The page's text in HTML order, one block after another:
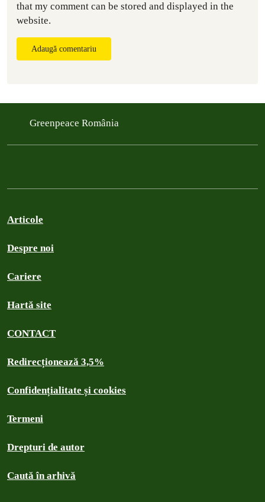
that my comment can be stored and displayed in the
website.
Adaugă comentariu
Greenpeace România
Articole
Despre noi
Cariere
Hartă site
CONTACT
Redirecționează 3,5%
Confidențialitate și cookies
Termeni
Drepturi de autor
Caută în arhivă